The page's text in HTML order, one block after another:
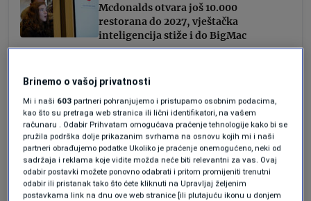
Mcdonalds otvara još 10.000
restorana do 2027, vještačka
inteligencija stiže i do BigMac
Forbes
Zapošljavaju 11.000 ljudi
Alshaya sa sjedištem u Kuvajtu već više od
25 godina posjeduje prava na upravljanje
Starbucks-om na Bliskom istoku i posluje
Brinemo o vašoj privatnosti
Mi i naši 603 partneri pohranjujemo i pristupamo osobnim podacima,
kao što su pretraga web stranica ili lični identifikatori, na vašem
računaru . Odabir Prihvatam omogućava praćenje tehnologije kako bi se
pružila podrška dolje prikazanim svrhama na osnovu kojih mi i naši
partneri obrađujemo podatke Ukoliko je praćenje onemogućeno, neki od
sadržaja i reklama koje vidite možda neće biti relevantni za vas. Ovaj
odabir postavki možete ponovno odabrati i pritom promijeniti trenutni
odabir ili pristanak tako što ćete kliknuti na Upravljaj željenim
postavkama link na dnu ove web stranice [ili plutajuću ikonu u donjem